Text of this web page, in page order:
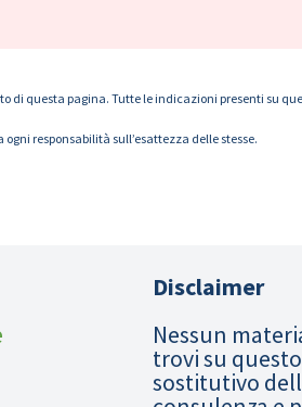
questa pagina. Tutte le indicazioni presenti su
responsabilità sull’esattezza delle stesse.
Disclaimer
Nessun
trovi su
sostitutivo